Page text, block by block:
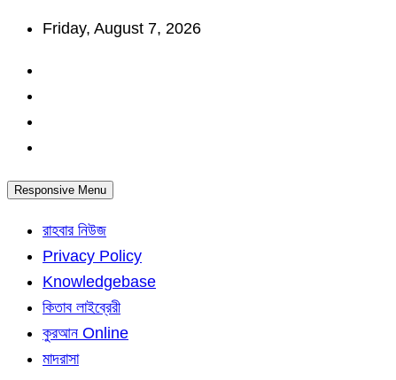
Skip
content
Friday, August 7, 2026
Responsive Menu
রাহবার নিউজ
Privacy Policy
Knowledgebase
কিতাব লাইব্রেরী
কুরআন Online
মাদরাসা